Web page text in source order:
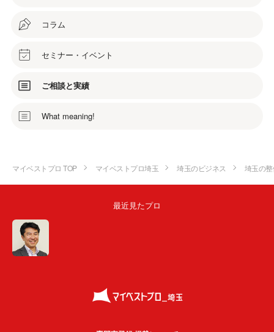
コラム
セミナー・イベント
ご相談と実績
What meaning!
マイベストプロ TOP マイベストプロ埼玉 埼玉のビジネス 埼玉の
最近見たプロ